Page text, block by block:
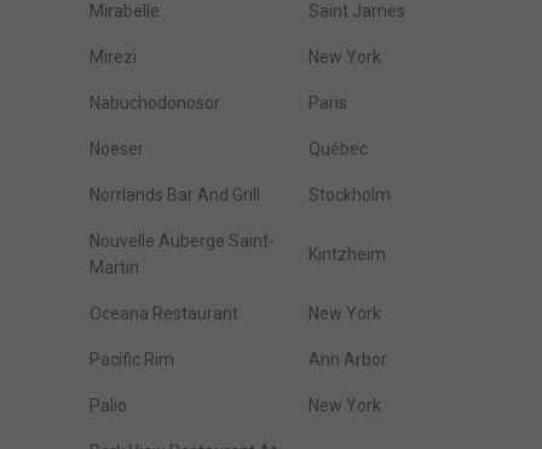
Mirabelle Saint James
Mirezi New York
Nabuchodonosor Paris
Noeser Québec
Norrlands Bar And Grill Stockholm
Nouvelle Auberge Saint-
Martin
Kintzheim
Oceana Restaurant New York
Pacific Rim Ann Arbor
Palio New York